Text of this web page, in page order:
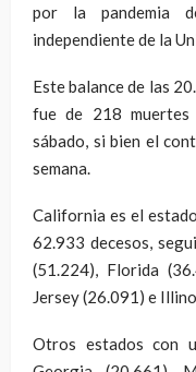
por la pandemia
independiente de la
Este balance de las
fue de 218
sábado, si bien el
semana.
California es el
62.933 decesos,
(51.224), Florida
Jersey (26.091) e
Otros estados con